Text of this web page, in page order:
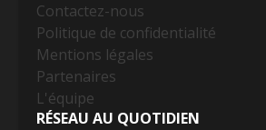
Contactez-nous
Politique de confidentialité
Mentions légales
Partenaires
L'équipe
RÉSEAU AU QUOTIDIEN